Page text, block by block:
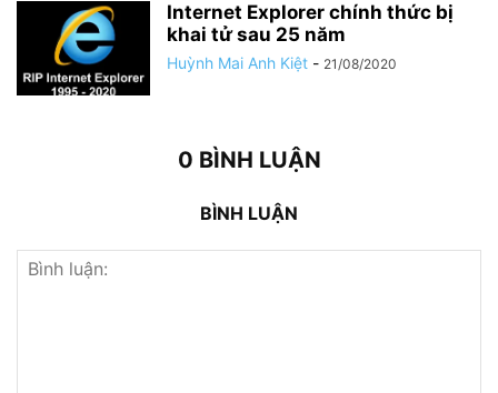
Internet Explorer chính thức bị
khai tử sau 25 năm
Huỳnh Mai Anh Kiệt - 21/08/2020
0 BÌNH LUẬN
BÌNH LUẬN